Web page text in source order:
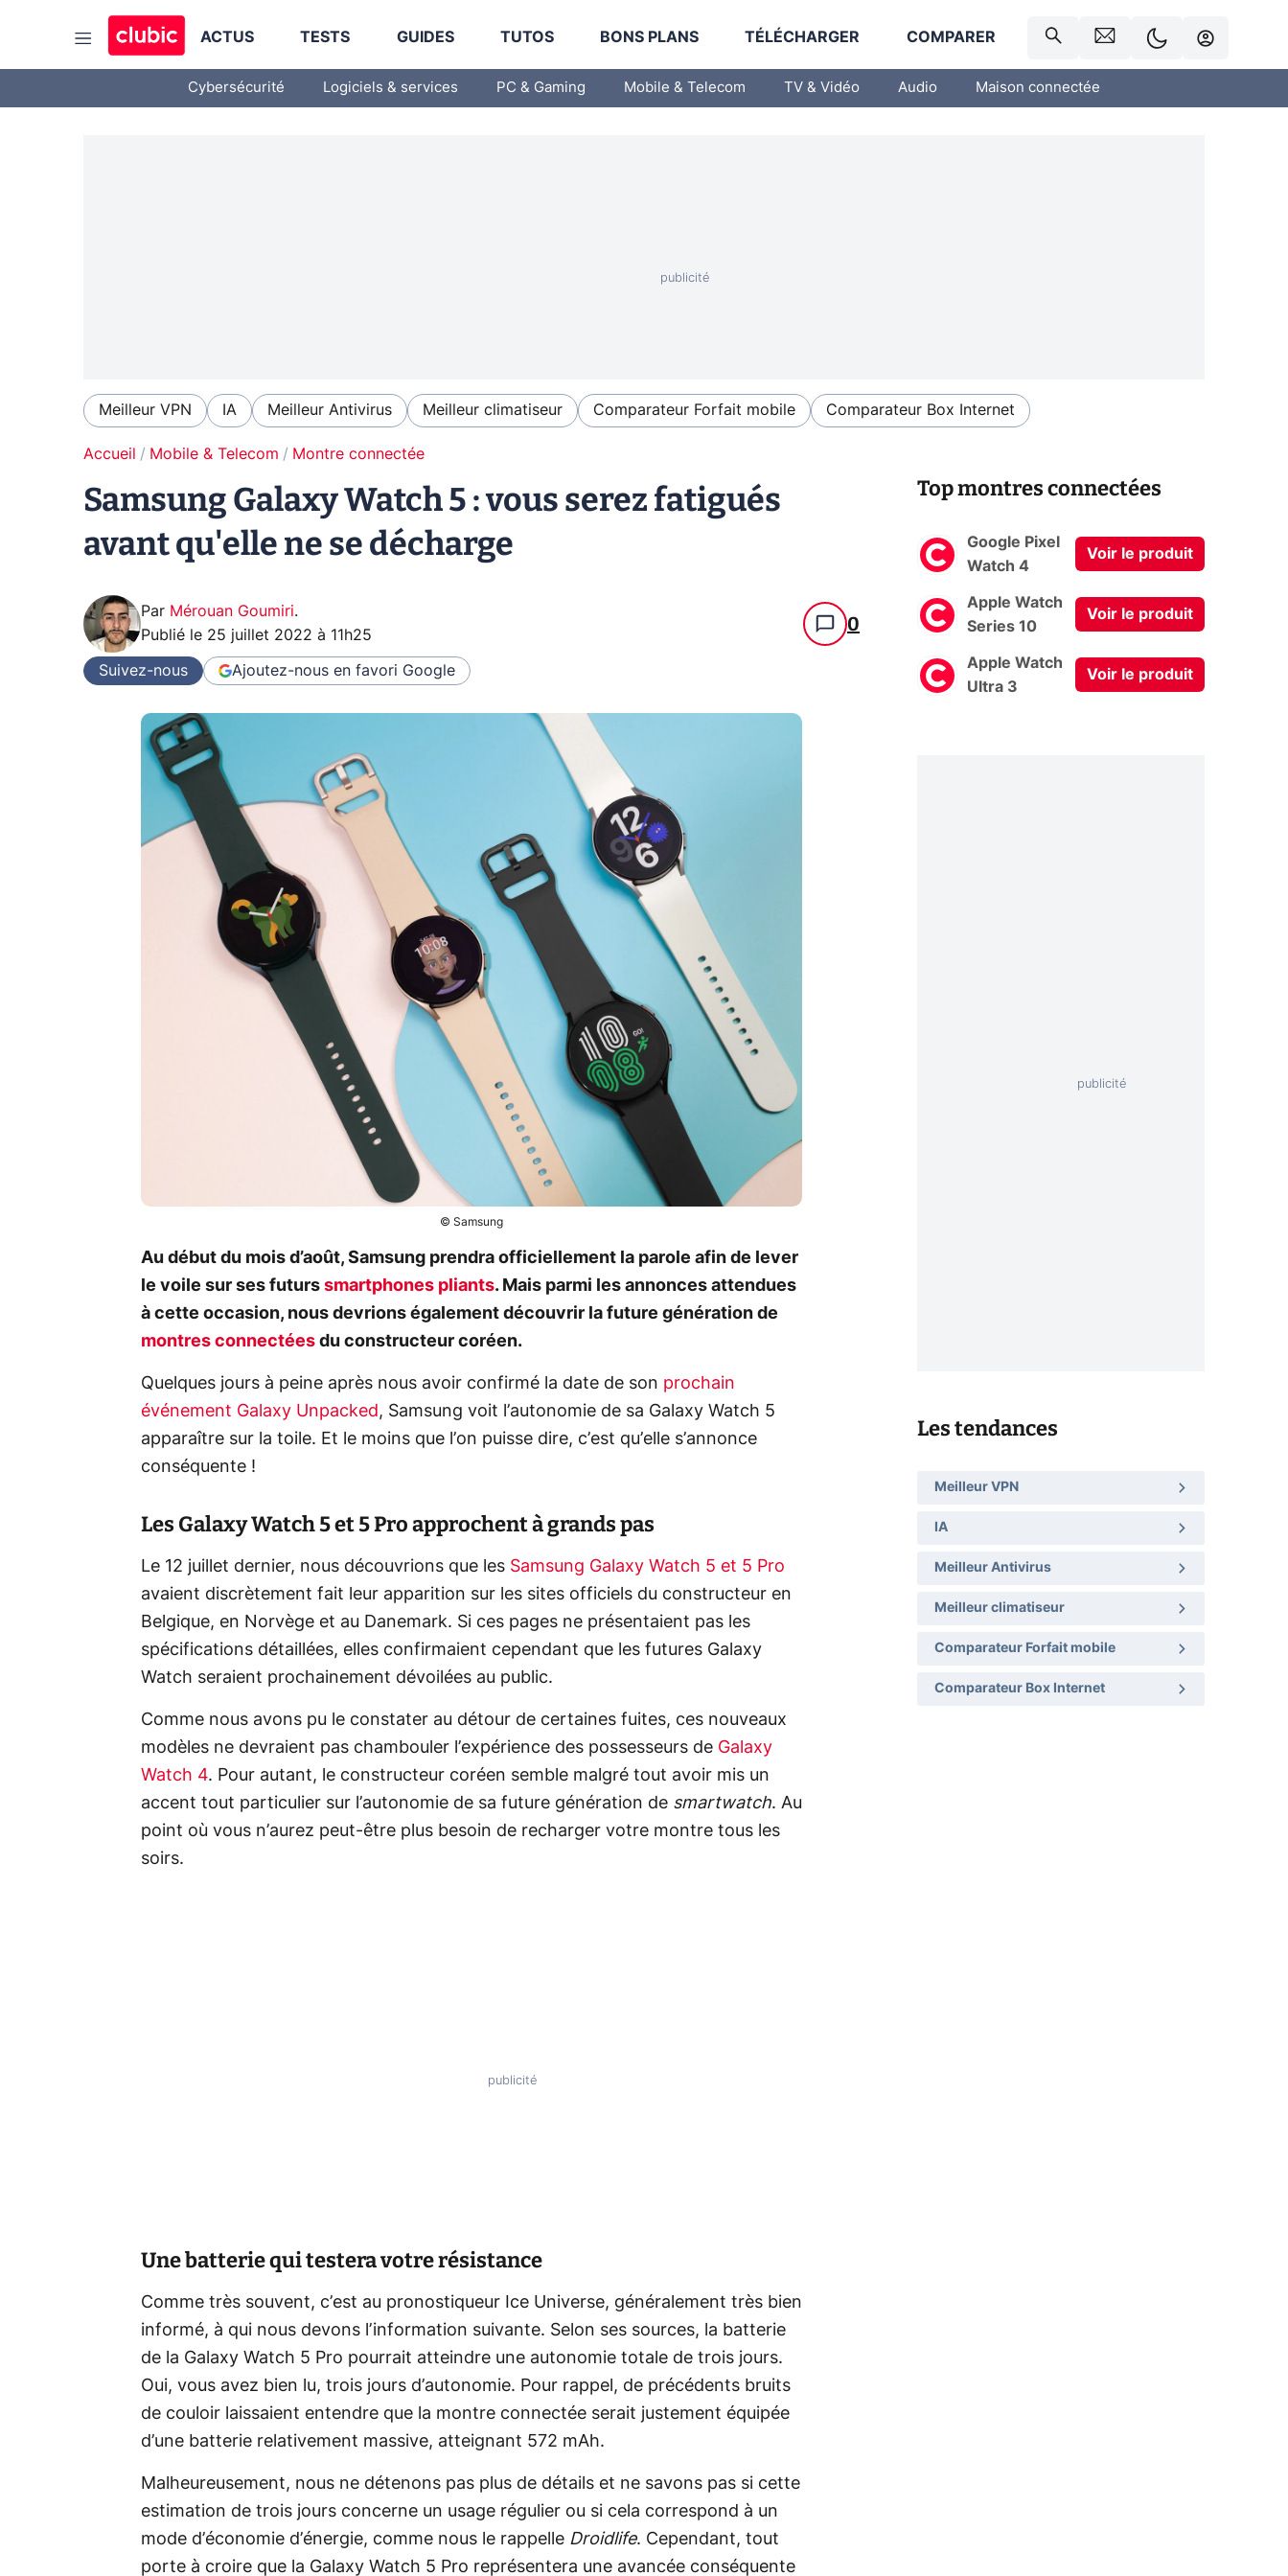
ACTUS TESTS GUIDES TUTOS BONS PLANS TÉLÉCHARGER COMPARER
Cybersécurité Logiciels & services PC & Gaming Mobile & Telecom TV & Vidéo Audio Maison connectée
Meilleur VPN IA Meilleur Antivirus Meilleur climatiseur Comparateur Forfait mobile Comparateur Box Internet
Accueil Mobile & Telecom Montre connectée
Samsung Galaxy Watch 5 : vous serez fatigués
avant qu'elle ne se décharge
Par Mérouan Goumiri.
Publié le 25 juillet 2022 à 11h25 0
Suivez-nous Ajoutez-nous en favori Google
© Samsung
Au début du mois d’août, Samsung prendra officiellement la parole afin de lever
le voile sur ses futurs smartphones pliants. Mais parmi les annonces attendues
à cette occasion, nous devrions également découvrir la future génération de
montres connectées du constructeur coréen.
Quelques jours à peine après nous avoir confirmé la date de son prochain
événement Galaxy Unpacked, Samsung voit l’autonomie de sa Galaxy Watch 5
apparaître sur la toile. Et le moins que l’on puisse dire, c’est qu’elle s’annonce
conséquente !
Les Galaxy Watch 5 et 5 Pro approchent à grands pas
Le 12 juillet dernier, nous découvrions que les Samsung Galaxy Watch 5 et 5 Pro
avaient discrètement fait leur apparition sur les sites officiels du constructeur en
Belgique, en Norvège et au Danemark. Si ces pages ne présentaient pas les
spécifications détaillées, elles confirmaient cependant que les futures Galaxy
Watch seraient prochainement dévoilées au public.
Comme nous avons pu le constater au détour de certaines fuites, ces nouveaux
modèles ne devraient pas chambouler l’expérience des possesseurs de Galaxy
Watch 4. Pour autant, le constructeur coréen semble malgré tout avoir mis un
accent tout particulier sur l’autonomie de sa future génération de smartwatch. Au
point où vous n’aurez peut-être plus besoin de recharger votre montre tous les
soirs.
Une batterie qui testera votre résistance
Comme très souvent, c’est au pronostiqueur Ice Universe, généralement très bien
informé, à qui nous devons l’information suivante. Selon ses sources, la batterie
de la Galaxy Watch 5 Pro pourrait atteindre une autonomie totale de trois jours.
Oui, vous avez bien lu, trois jours d’autonomie. Pour rappel, de précédents bruits
de couloir laissaient entendre que la montre connectée serait justement équipée
d’une batterie relativement massive, atteignant 572 mAh.
Malheureusement, nous ne détenons pas plus de détails et ne savons pas si cette
estimation de trois jours concerne un usage régulier ou si cela correspond à un
mode d’économie d’énergie, comme nous le rappelle Droidlife. Cependant, tout
porte à croire que la Galaxy Watch 5 Pro représentera une avancée conséquente
Top montres connectées
Google Pixel
Watch 4
Voir le produit
Apple Watch
Series 10
Voir le produit
Apple Watch
Ultra 3
Voir le produit
Les tendances
Meilleur VPN
IA
Meilleur Antivirus
Meilleur climatiseur
Comparateur Forfait mobile
Comparateur Box Internet